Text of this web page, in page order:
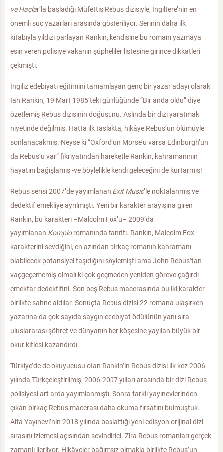
ve Haçlar’la başladığı Müfettiş Rebus dizisiyle, İngiltere’nin en
önemli suç yazarları arasında gösteriliyor. Serinin daha ilk
kitabıyla yıldızı parlayan Rankin, kendisine bu romanı yazmaya
esin veren polisiye vakanın şüpheliler listesine girince dikkatleri
çekmişti.
İngiliz edebiyatı eğitimini tamamlayan genç bir yazar adayı olarak
Ian Rankin, 19 Mart 1985’teki günlüğünde “Bir anda oldu” diye
özetlemiş Rebus dizisinin doğuşunu. Aslında bir dizi yaratmak
niyetinde değilmiş. Hatta ilk taslakta, hikâye Rebus’un ölümüyle
sonlanacakmış. Neyse ki “Oxford’un Morse’u varsa Edinburgh’un
da Rebus’u var” fikriyatından hareketle Rankin, kahramanının
hayatını bağışlamış -ve böylelikle kendi geleceğini de kurtarmış!
Rebus serisi 2007’de yayımlanan Exit Music’le noktalanmış ve
dedektif emekliye ayrılmıştı. Yeni bir karakter arayışına giren
Rankin, bu karakteri –Malcolm Fox’u– 2009’da
yayımlanan Komploromanında tanıttı. Rankin, Malcolm Fox
karakterini sevdiğini, en azından birkaç romanın kahramanı
olabilecek potansiyel taşıdığını söylemişti ama John Rebus’tan
vaçgeçememiş olmalı ki çok geçmeden yeniden göreve çağırdı
emektar dedektifini. Son beş Rebus macerasında bu iki karakter
birlikte sahne aldılar. Sonuçta Rebus dizisi 22 romana ulaşırken
yazarına da çok sayıda saygın edebiyat ödülünün yanı sıra
uluslararası şöhret ve dünyanın her köşesine yayılan büyük bir
okur kitlesi kazandırdı.
Türkiye’de de okuyucusu oIan Rankin’in Rebus dizisi ilk kez 2006
yılında Türkçeleştirilmiş, 2006-2007 yılları arasında bir dizi Rebus
polisiyesi art arda yayımlanmıştı. Sonra farklı yayınevlerinden
çıkan birkaç Rebus macerası daha okuma fırsatını bulmuştuk.
Alfa Yayınevi’nin 2018 yılında başlattığı yeni edisyon orijinal dizi
sırasını izlemesi açısından sevindirici. Zira Rebus romanları gerçek
zamanlı ilerliyor. Hikâyeler bağımsız olmakla birlikte Rebus’un